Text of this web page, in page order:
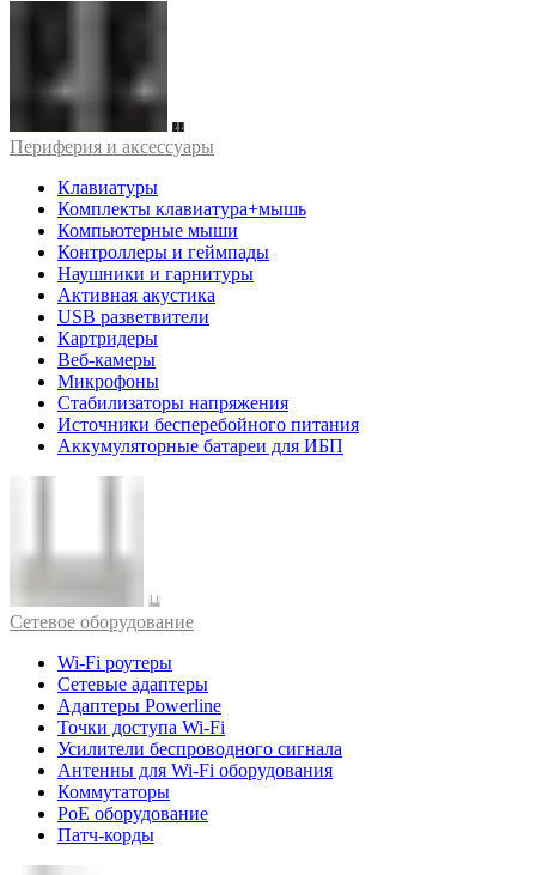
Периферия и аксессуары
Клавиатуры
Комплекты клавиатура+мышь
Компьютерные мыши
Контроллеры и геймпады
Наушники и гарнитуры
Активная акустика
USB разветвители
Картридеры
Веб-камеры
Микрофоны
Стабилизаторы напряжения
Источники бесперебойного питания
Аккумуляторные батареи для ИБП
Cетевое оборудование
Wi-Fi роутеры
Сетевые адаптеры
Адаптеры Powerline
Точки доступа Wi-Fi
Усилители беспроводного сигнала
Антенны для Wi-Fi оборудования
Коммутаторы
PoE оборудование
Патч-корды